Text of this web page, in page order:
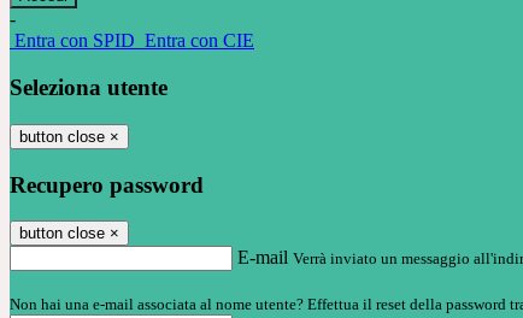
-
Entra con SPID Entra con CIE
Seleziona utente
button close ×
Recupero password
button close ×
E-mail Verrà inviato un messaggio
Non hai una e-mail associata al nome utente? Effettua il reset della password